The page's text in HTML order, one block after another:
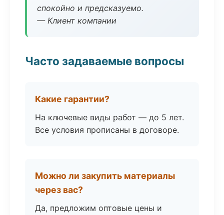
спокойно и предсказуемо.
— Клиент компании
Часто задаваемые вопросы
Какие гарантии?
На ключевые виды работ — до 5 лет.
Все условия прописаны в договоре.
Можно ли закупить материалы
через вас?
Да, предложим оптовые цены и